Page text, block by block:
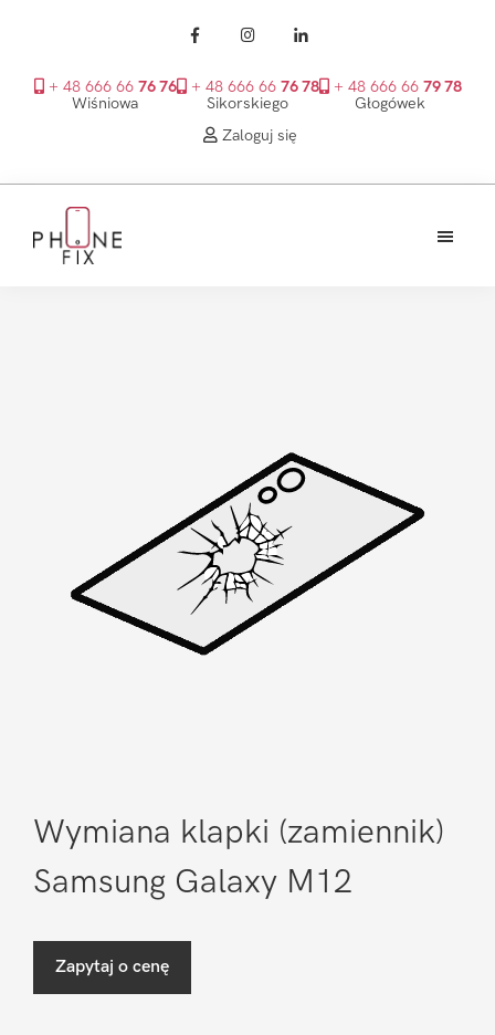
+ 48 666 66 76 76
Wiśniowa
+ 48 666 66 76 78
Sikorskiego
+ 48 666 66 79 78
Głogówek
Zaloguj się
głównego
Wymiana klapki (zamiennik)
Samsung Galaxy M12
Zapytaj o cenę